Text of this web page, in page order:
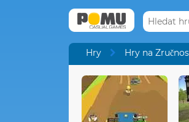
Hry Hry na